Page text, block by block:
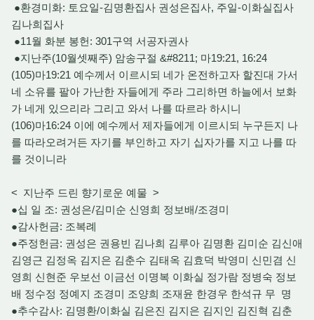
●환경미화: 토요일-김명환집사 권성은집사, 주일-이화실집사
김나희집사
●11월 화분 봉헌: 301구역 서공자권사
●지난주(10월셋째주) 암송구절 &#8211; 마19:21, 16:24
(105)마19:21 예수께서 이르시되 네가 온전하고자 할진대 가서
네 소유를 팔아 가난한 자들에게 주라 그리하면 하늘에서 보화
가 네게 있으리라 그리고 와서 나를 따르라 하시니
(106)마16:24 이에 예수께서 제자들에게 이르시되 누구든지 나
를 따라오려거든 자기를 부인하고 자기 십자가를 지고 나를 따
를 것이니라
< 지난주 드린 향기로운 예물 >
●십 일 조: 권성은/김미순 신영희 정보배/조경미
●감사헌금: 조복례
●주정헌금: 권성은 권용빈 김나희 김루아 김명환 김미순 김신애
김영근 김정옥 김지은 김춘수 김태옥 김효덕 박영미 신민겸 신
영희 신현준 우보선 이금선 이명복 이화실 정가람 정병숙 정보
배 정수정 정예지 조경미 조양희 조재윤 한경우 한석규 무 명
●추수감사: 김명환/이화실 김은진 김지은 김지인 김진혁 김춘